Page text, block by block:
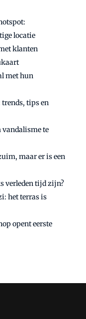
locatie
klanten
met hun
trends, tips en
te
maar er is een
verleden tijd zijn?
het terras is
opent eerste